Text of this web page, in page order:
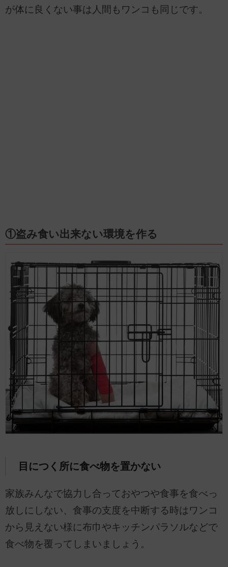
が体に良くない事は人間もワンコも同じです。
①盗み食い出来ない環境を作る
目につく所に食べ物を置かない
家族みんなで協力し合っておやつや食事を食べっ
放しにしない、食事の支度を中断する時はワンコ
から見えない様に布巾やキッチンパラソルなどで
食べ物を覆ってしまいましょう。